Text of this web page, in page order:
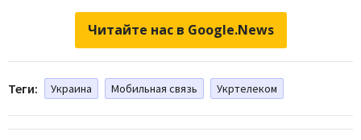
Читайте нас в Google.News
Теги: Украина Мобильная связь Укртелеком